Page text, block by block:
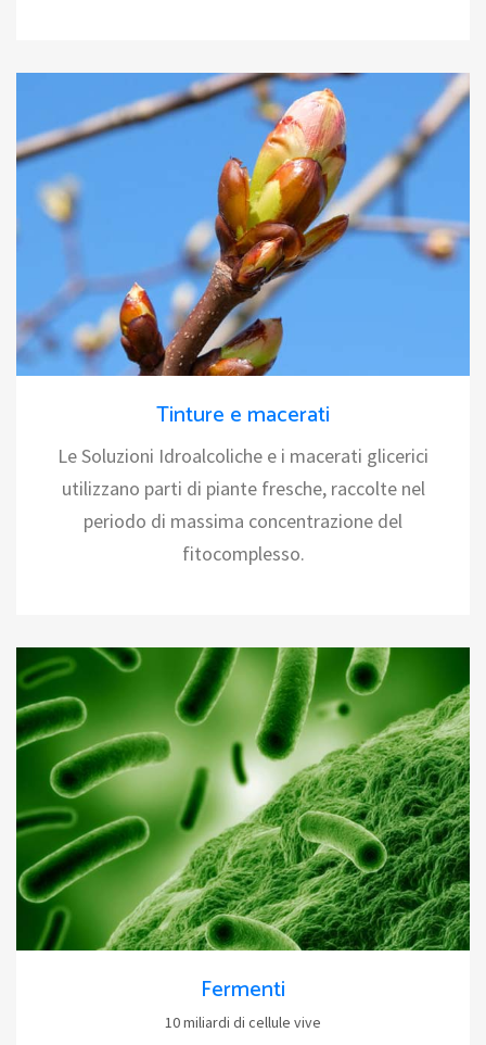
Tinture e macerati
Le Soluzioni Idroalcoliche e i macerati glicerici
utilizzano parti di piante fresche, raccolte nel
periodo di massima concentrazione del
fitocomplesso.
Fermenti
10 miliardi di cellule vive